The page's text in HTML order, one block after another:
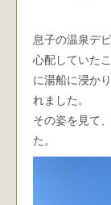
息子の温泉デ
心配していた
に湯船に浸か
れました。
その姿を見て
た。